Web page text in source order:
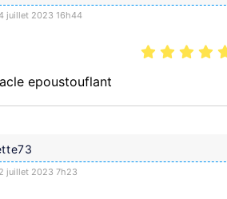
juillet 2023 16h44
epoustouflant
juillet 2023 7h23